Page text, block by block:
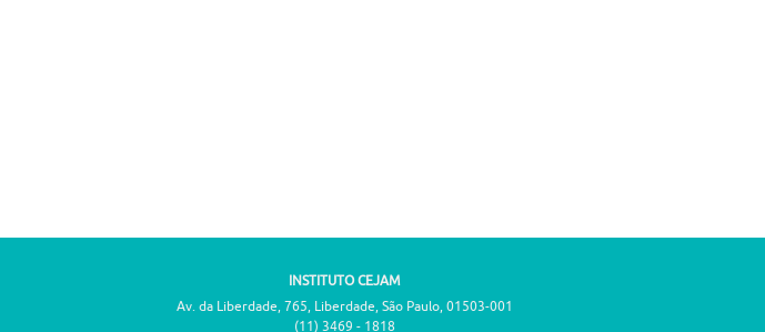
INSTITUTO CEJAM
Av. da Liberdade, 765, Liberdade, São Paulo, 01503-001
(11) 3469 - 1818